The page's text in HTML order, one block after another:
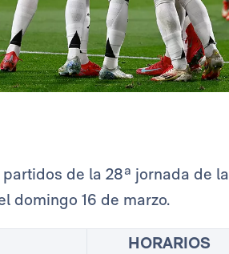
de la 28ª jornada de la
domingo 16 de marzo.
HORARIOS